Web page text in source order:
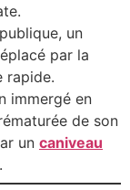
un
par la
rapide.
immergé en
de son
un caniveau